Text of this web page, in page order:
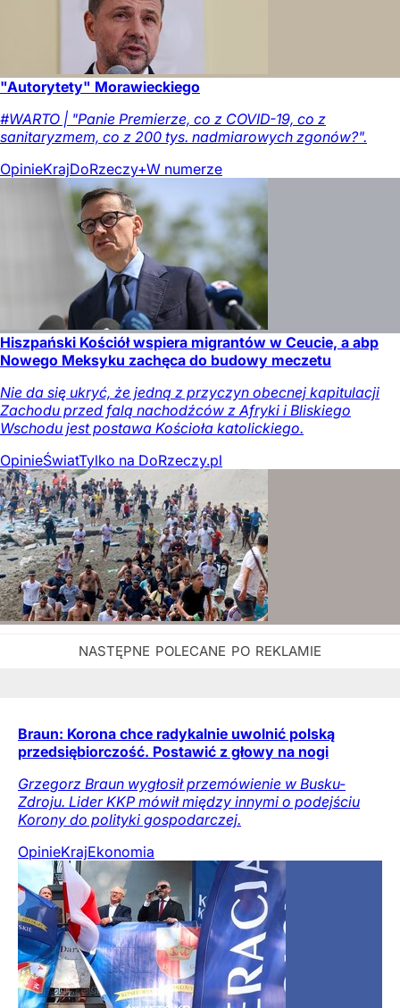
"Autorytety" Morawieckiego
#WARTO | "Panie Premierze, co z COVID-19, co z
sanitaryzmem, co z 200 tys. nadmiarowych zgonów?".
OpinieKrajDoRzeczy+W numerze
Hiszpański Kościół wspiera migrantów w Ceucie, a abp
Nowego Meksyku zachęca do budowy meczetu
Nie da się ukryć, że jedną z przyczyn obecnej kapitulacji
Zachodu przed falą nachodźców z Afryki i Bliskiego
Wschodu jest postawa Kościoła katolickiego.
OpinieŚwiatTylko na DoRzeczy.pl
Braun: Korona chce radykalnie uwolnić polską
przedsiębiorczość. Postawić z głowy na nogi
Grzegorz Braun wygłosił przemówienie w Busku-
Zdroju. Lider KKP mówił między innymi o podejściu
Korony do polityki gospodarczej.
OpinieKrajEkonomia